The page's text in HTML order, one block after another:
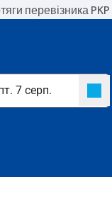
перевізника